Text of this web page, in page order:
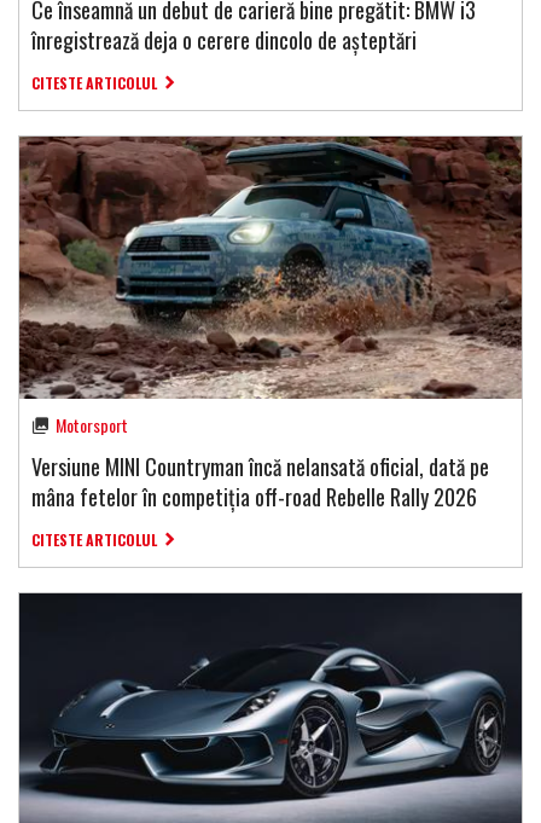
Ce înseamnă un debut de carieră bine pregătit: BMW i3
înregistrează deja o cerere dincolo de așteptări
CITESTE ARTICOLUL
Motorsport
Versiune MINI Countryman încă nelansată oficial, dată pe
mâna fetelor în competiția off-road Rebelle Rally 2026
CITESTE ARTICOLUL